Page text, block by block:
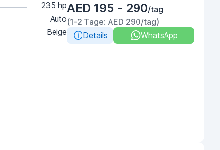
235 hp
Auto
Beige
AED 195 - 290/tag
(1-2 Tage: AED 290/tag)
Details
WhatsApp